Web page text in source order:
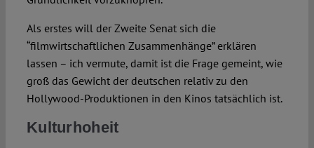
Als erstes will der Zweite Senat sich die
“filmwirtschaftlichen Zusammenhänge” erklären
lassen – ich vermute, damit ist die Frage gemeint, wie
groß das Gewicht der deutschen relativ zu den
Hollywood-Produktionen in den Kinos tatsächlich ist.
Kulturhoheit